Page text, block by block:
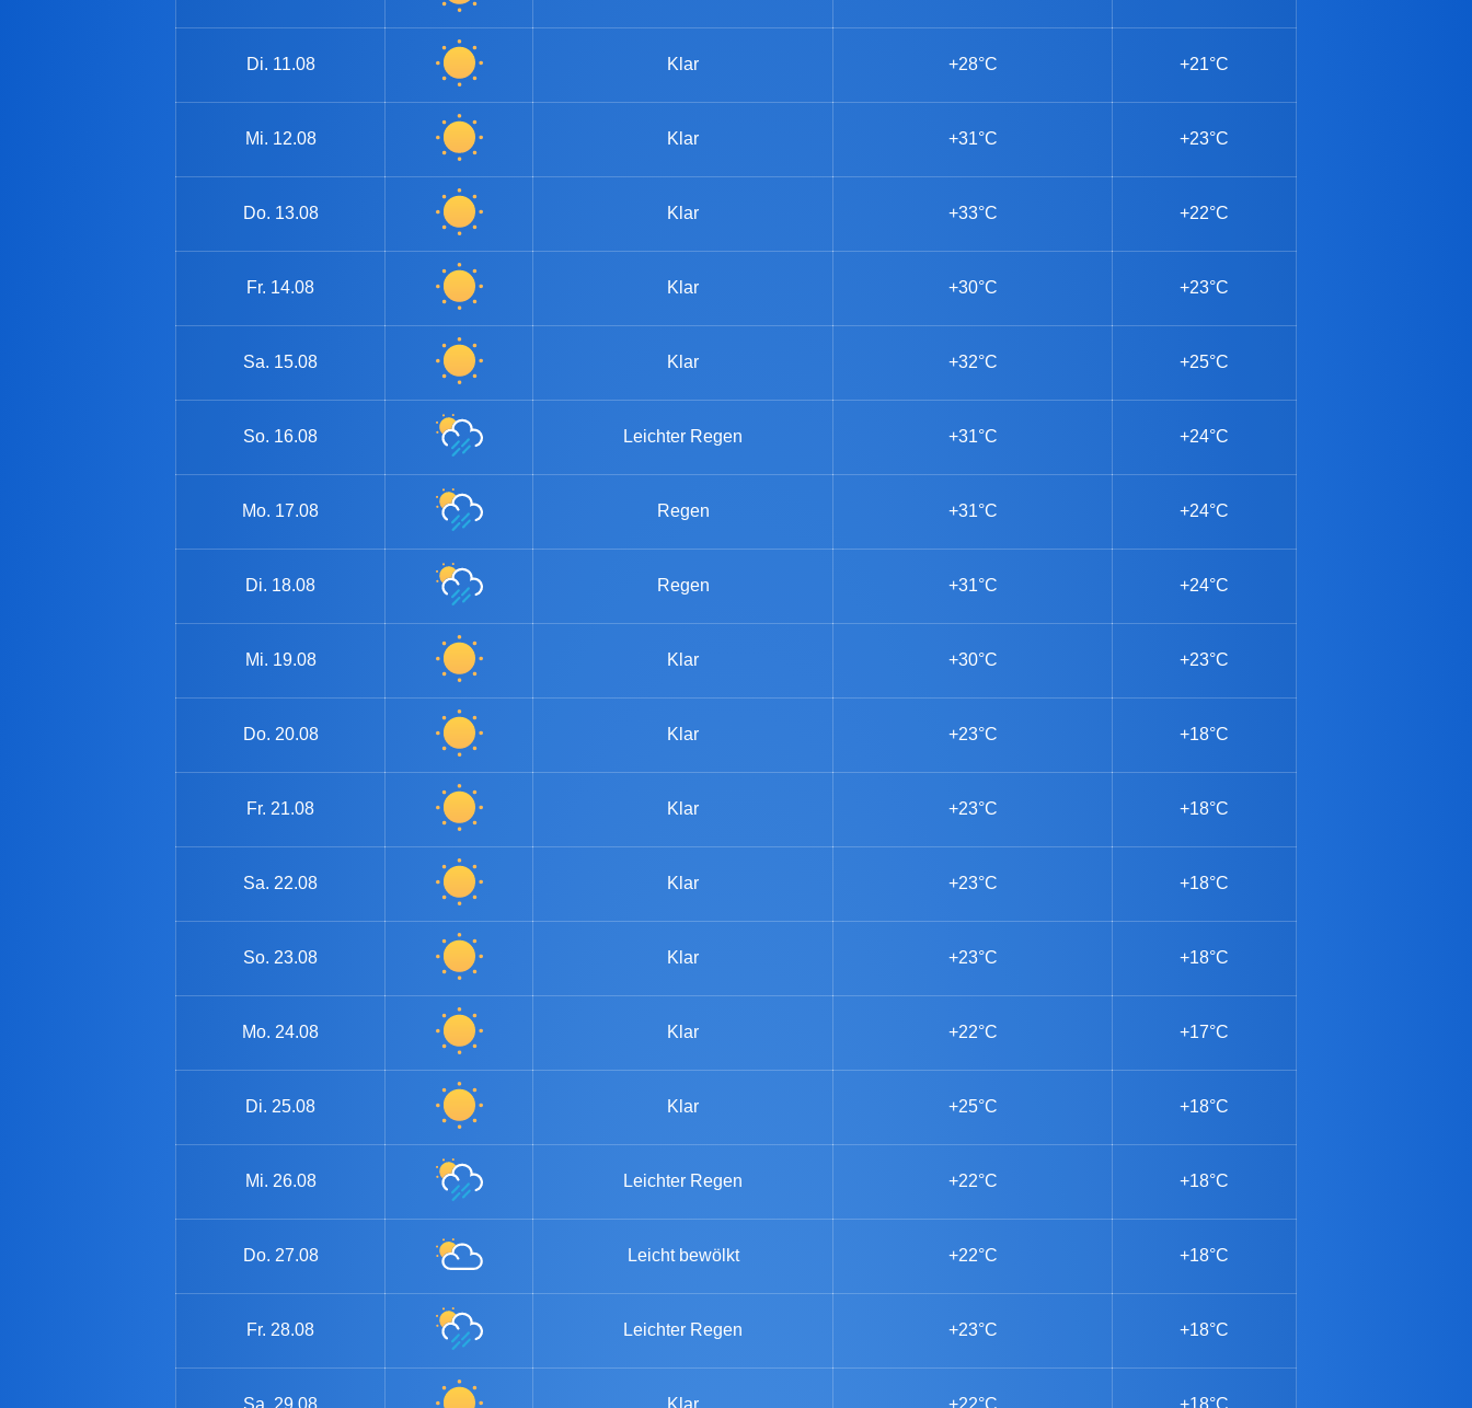
Di. 11.08 Klar +28°C +21°C
Mi. 12.08 Klar +31°C +23°C
Do. 13.08 Klar +33°C +22°C
Fr. 14.08 Klar +30°C +23°C
Sa. 15.08 Klar +32°C +25°C
So. 16.08 Leichter Regen +31°C +24°C
Mo. 17.08 Regen +31°C +24°C
Di. 18.08 Regen +31°C +24°C
Mi. 19.08 Klar +30°C +23°C
Do. 20.08 Klar +23°C +18°C
Fr. 21.08 Klar +23°C +18°C
Sa. 22.08 Klar +23°C +18°C
So. 23.08 Klar +23°C +18°C
Mo. 24.08 Klar +22°C +17°C
Di. 25.08 Klar +25°C +18°C
Mi. 26.08 Leichter Regen +22°C +18°C
Do. 27.08 Leicht bewölkt +22°C +18°C
Fr. 28.08 Leichter Regen +23°C +18°C
Sa. 29.08 Klar +22°C +18°C